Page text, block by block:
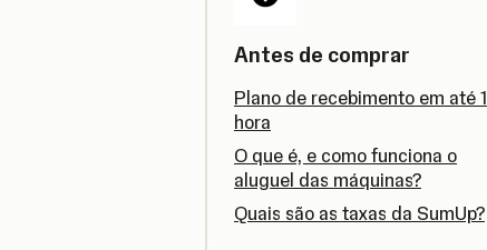
Antes de comprar
Plano de recebimento em até 1
hora
O que é, e como funciona o
aluguel das máquinas?
Quais são as taxas da SumUp?